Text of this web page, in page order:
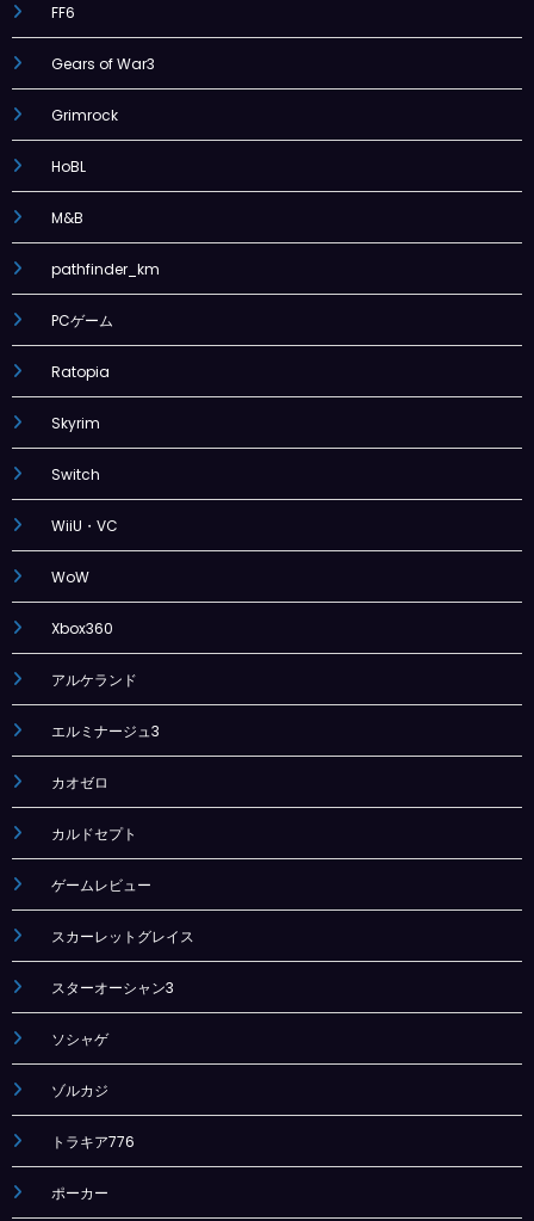
FF6
Gears of War3
Grimrock
HoBL
M&B
pathfinder_km
PCゲーム
Ratopia
Skyrim
Switch
WiiU・VC
WoW
Xbox360
アルケランド
エルミナージュ3
カオゼロ
カルドセプト
ゲームレビュー
スカーレットグレイス
スターオーシャン3
ソシャゲ
ゾルカジ
トラキア776
ポーカー